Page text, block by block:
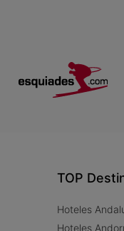
TOP
Hoteles
Hoteles